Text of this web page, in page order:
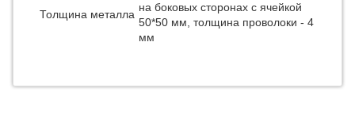
Толщина металла
на боковых сторонах с ячейкой
50*50 мм, толщина проволоки - 4
мм